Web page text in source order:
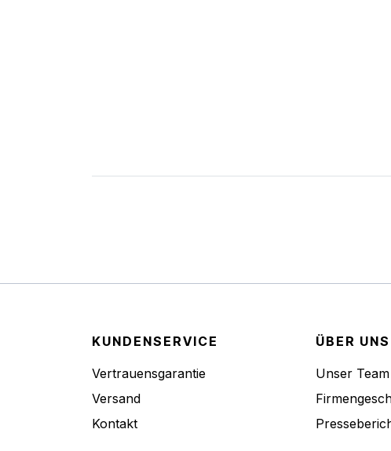
KUNDENSERVICE
Vertrauensgarantie
Versand
Kontakt
ÜBER UNS
Unser Team